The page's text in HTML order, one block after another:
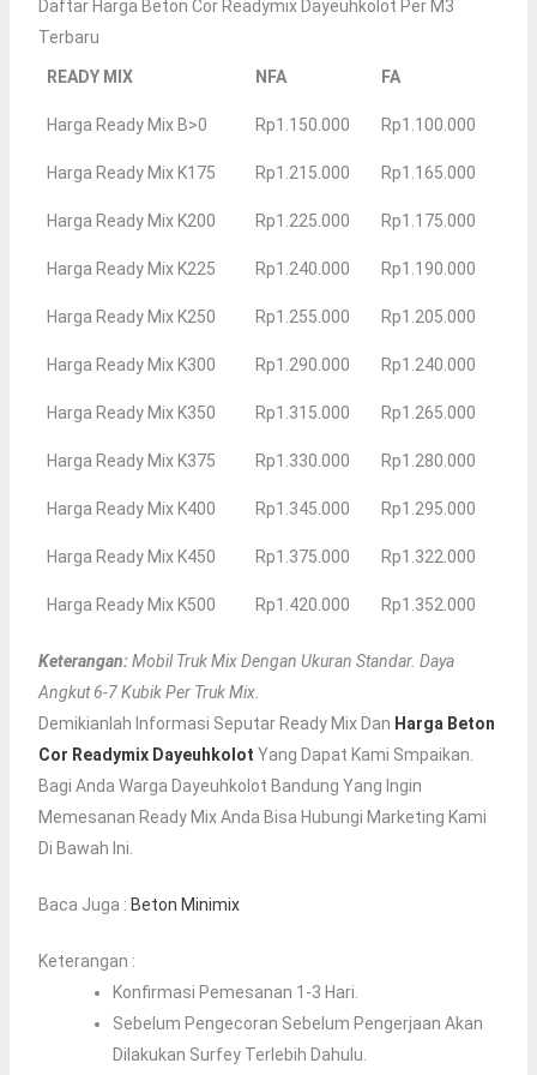
Daftar Harga Beton Cor Readymix Dayeuhkolot Per M3
Terbaru
READY MIX NFA FA
Harga Ready Mix B>0 Rp1.150.000 Rp1.100.000
Harga Ready Mix K175 Rp1.215.000 Rp1.165.000
Harga Ready Mix K200 Rp1.225.000 Rp1.175.000
Harga Ready Mix K225 Rp1.240.000 Rp1.190.000
Harga Ready Mix K250 Rp1.255.000 Rp1.205.000
Harga Ready Mix K300 Rp1.290.000 Rp1.240.000
Harga Ready Mix K350 Rp1.315.000 Rp1.265.000
Harga Ready Mix K375 Rp1.330.000 Rp1.280.000
Harga Ready Mix K400 Rp1.345.000 Rp1.295.000
Harga Ready Mix K450 Rp1.375.000 Rp1.322.000
Harga Ready Mix K500 Rp1.420.000 Rp1.352.000
Keterangan:Mobil Truk Mix Dengan Ukuran Standar. Daya
Angkut 6-7 Kubik Per Truk Mix.
Demikianlah Informasi Seputar Ready Mix Dan Harga Beton
Cor Readymix Dayeuhkolot Yang Dapat Kami Smpaikan.
Bagi Anda Warga Dayeuhkolot Bandung Yang Ingin
Memesanan Ready Mix Anda Bisa Hubungi Marketing Kami
Di Bawah Ini.
Baca Juga : Beton Minimix
Keterangan :
Konfirmasi Pemesanan 1-3 Hari.
Sebelum Pengecoran Sebelum Pengerjaan Akan
Dilakukan Surfey Terlebih Dahulu.